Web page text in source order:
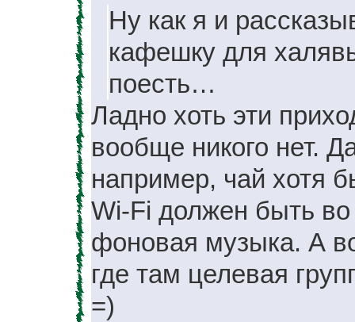
Ну как я и
кафешку для
поесть…
Ладно хоть эти
вообще никого нет.
например, чай хотя
Wi-Fi должен быть
фоновая музыка. А
где там целевая
=)